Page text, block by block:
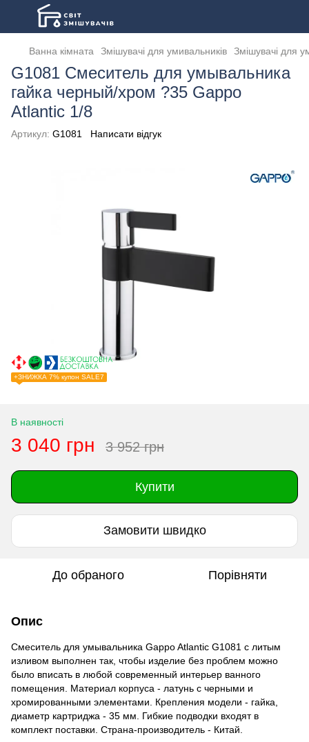
Ванна кімната Змішувачі для умивальників Змішувачі для
G1081 Смеситель для умывальника
гайка черный/хром ?35 Gappo
Atlantic 1/8
Артикул: G1081 Написати відгук
+ЗНИЖКА 7% купон SALE7
В наявності
3 040 грн 3 952 грн
Купити
Замовити швидко
До обраного Порівняти
Опис
Смеситель для умывальника Gappo Atlantic G1081 с литым
изливом выполнен так, чтобы изделие без проблем можно
было вписать в любой современный интерьер ванного
помещения. Материал корпуса - латунь с черными и
хромированными элементами. Крепления модели - гайка,
диаметр картриджа - 35 мм. Гибкие подводки входят в
комплект поставки. Страна-производитель - Китай.